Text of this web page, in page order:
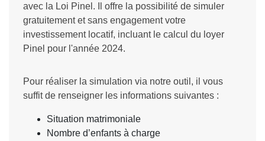
avec la Loi Pinel. Il offre la possibilité de simuler
gratuitement et sans engagement votre
investissement locatif, incluant le calcul du loyer
Pinel pour l'année 2024.
Pour réaliser la simulation via notre outil, il vous
suffit de renseigner les informations suivantes :
Situation matrimoniale
Nombre d’enfants à charge